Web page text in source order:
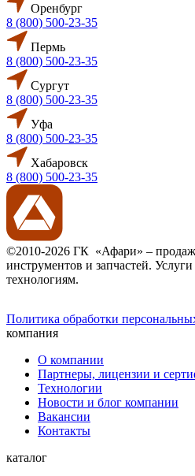
Оренбург
8 (800) 500-23-35
Пермь
8 (800) 500-23-35
Сургут
8 (800) 500-23-35
Уфа
8 (800) 500-23-35
Хабаровск
8 (800) 500-23-35
©2010-2026 ГК «Афари» –
инструментов и запчастей.
технологиям.
Политика обработки
компания
О компании
Партнеры, лицензии и
Технологии
Новости и блог компании
Вакансии
Контакты
каталог